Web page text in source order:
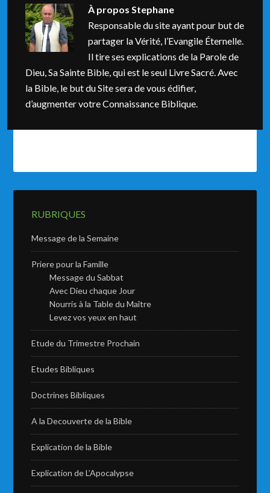
À proposStephane
Responsable du site ayant pour but de
partager la Vérité, l’Evangile Éternelle.
Il tire ses explications de la Parole de
Dieu, Sa Sainte Bible, qui est le seul Livre Sacré. Avec
la Bible, le but du Site sera de vous édifier,
d’augmenter votre Connaissance Biblique.
RUBRIQUES
Message de la Semaine
Priere pour la Famille
Message du Sabbat
Avec Dieu chaque Jour
Nourris à la Table du Maître
Levez vos yeux en haut
Etude du Trimestre Prochain
Etudes Bibliques
Doctrines Bibliques
A la Decouverte de la Bible
Explication de la Bible
Explication de L’Apocalypse